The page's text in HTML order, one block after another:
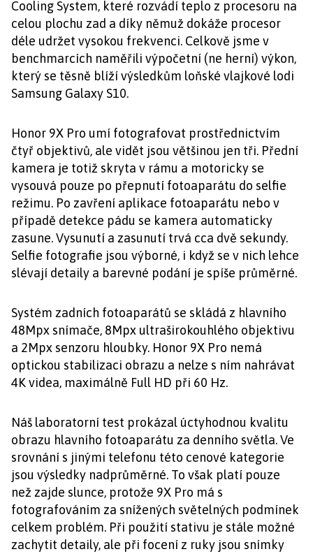
Cooling System, které rozvádí teplo z procesoru na
celou plochu zad a díky němuž dokáže procesor
déle udržet vysokou frekvenci. Celkově jsme v
benchmarcích naměřili výpočetní (ne herní) výkon,
který se těsně blíží výsledkům loňské vlajkové lodi
Samsung Galaxy S10.
Honor 9X Pro umí fotografovat prostřednictvím
čtyř objektivů, ale vidět jsou většinou jen tři. Přední
kamera je totiž skryta v rámu a motoricky se
vysouvá pouze po přepnutí fotoaparátu do selfie
režimu. Po zavření aplikace fotoaparátu nebo v
případě detekce pádu se kamera automaticky
zasune. Vysunutí a zasunutí trvá cca dvě sekundy.
Selfie fotografie jsou výborné, i když se v nich lehce
slévají detaily a barevné podání je spíše průměrné.
Systém zadních fotoaparátů se skládá z hlavního
48Mpx snímače, 8Mpx ultraširokouhlého objektivu
a 2Mpx senzoru hloubky. Honor 9X Pro nemá
optickou stabilizaci obrazu a nelze s ním nahrávat
4K videa, maximálně Full HD při 60 Hz.
Náš laboratorní test prokázal úctyhodnou kvalitu
obrazu hlavního fotoaparátu za denního světla. Ve
srovnání s jinými telefonu této cenové kategorie
jsou výsledky nadprůměrné. To však platí pouze
než zajde slunce, protože 9X Pro má s
fotografováním za snížených světelných podmínek
celkem problém. Při použití stativu je stále možné
zachytit detaily, ale při focení z ruky jsou snímky